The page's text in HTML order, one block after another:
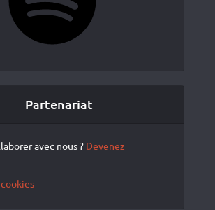
Partenariat
avec nous ? Devenez